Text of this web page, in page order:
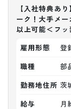
【入社特典あ
ーク！大手メ
以上可能＜フ
雇用形態
登
職種
部
勤務地住所 茨
給与
月